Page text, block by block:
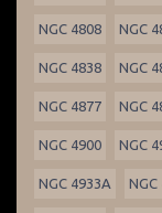
NGC 4808 NGC
NGC 4838 NGC
NGC 4877 NGC
NGC 4900 NGC
NGC 4933A NGC